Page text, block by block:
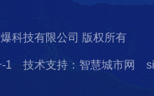
科技有限公司 版权所有
1 技术支持：智慧城市网